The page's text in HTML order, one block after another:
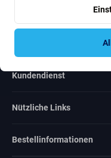
Rated Excellent
Over
Kundendienst
Nützliche Links
Bestellinformationen